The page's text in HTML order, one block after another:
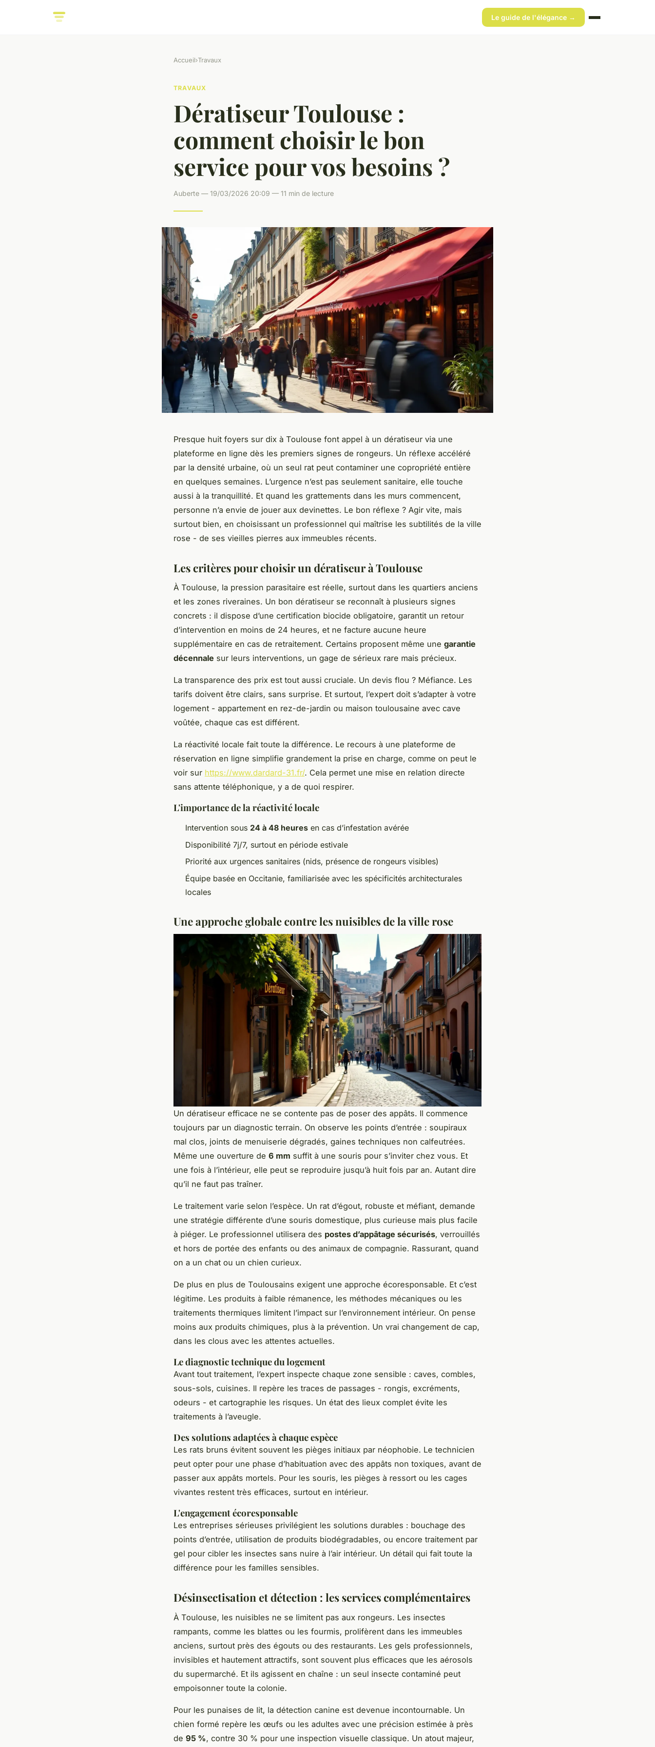
Le guide de l'élégance →
Accueil›Travaux
TRAVAUX
Dératiseur Toulouse :
comment choisir le bon
service pour vos besoins ?
Auberte — 19/03/2026 20:09 — 11 min de lecture
Presque huit foyers sur dix à Toulouse font appel à un dératiseur via une
plateforme en ligne dès les premiers signes de rongeurs. Un réflexe accéléré
par la densité urbaine, où un seul rat peut contaminer une copropriété entière
en quelques semaines. L’urgence n’est pas seulement sanitaire, elle touche
aussi à la tranquillité. Et quand les grattements dans les murs commencent,
personne n’a envie de jouer aux devinettes. Le bon réflexe ? Agir vite, mais
surtout bien, en choisissant un professionnel qui maîtrise les subtilités de la ville
rose - de ses vieilles pierres aux immeubles récents.
Les critères pour choisir un dératiseur à Toulouse
À Toulouse, la pression parasitaire est réelle, surtout dans les quartiers anciens
et les zones riveraines. Un bon dératiseur se reconnaît à plusieurs signes
concrets : il dispose d’une certification biocide obligatoire, garantit un retour
d’intervention en moins de 24 heures, et ne facture aucune heure
supplémentaire en cas de retraitement. Certains proposent même une garantie
décennale sur leurs interventions, un gage de sérieux rare mais précieux.
La transparence des prix est tout aussi cruciale. Un devis flou ? Méfiance. Les
tarifs doivent être clairs, sans surprise. Et surtout, l’expert doit s’adapter à votre
logement - appartement en rez-de-jardin ou maison toulousaine avec cave
voûtée, chaque cas est différent.
La réactivité locale fait toute la différence. Le recours à une plateforme de
réservation en ligne simplifie grandement la prise en charge, comme on peut le
voir sur https://www.dardard-31.fr/. Cela permet une mise en relation directe
sans attente téléphonique, y a de quoi respirer.
L'importance de la réactivité locale
Intervention sous 24 à 48 heures en cas d’infestation avérée
Disponibilité 7j/7, surtout en période estivale
Priorité aux urgences sanitaires (nids, présence de rongeurs visibles)
Équipe basée en Occitanie, familiarisée avec les spécificités architecturales
locales
Une approche globale contre les nuisibles de la ville rose
Un dératiseur efficace ne se contente pas de poser des appâts. Il commence
toujours par un diagnostic terrain. On observe les points d’entrée : soupiraux
mal clos, joints de menuiserie dégradés, gaines techniques non calfeutrées.
Même une ouverture de 6 mm suffit à une souris pour s’inviter chez vous. Et
une fois à l’intérieur, elle peut se reproduire jusqu’à huit fois par an. Autant dire
qu’il ne faut pas traîner.
Le traitement varie selon l’espèce. Un rat d’égout, robuste et méfiant, demande
une stratégie différente d’une souris domestique, plus curieuse mais plus facile
à piéger. Le professionnel utilisera des postes d’appâtage sécurisés, verrouillés
et hors de portée des enfants ou des animaux de compagnie. Rassurant, quand
on a un chat ou un chien curieux.
De plus en plus de Toulousains exigent une approche écoresponsable. Et c’est
légitime. Les produits à faible rémanence, les méthodes mécaniques ou les
traitements thermiques limitent l’impact sur l’environnement intérieur. On pense
moins aux produits chimiques, plus à la prévention. Un vrai changement de cap,
dans les clous avec les attentes actuelles.
Le diagnostic technique du logement
Avant tout traitement, l’expert inspecte chaque zone sensible : caves, combles,
sous-sols, cuisines. Il repère les traces de passages - rongis, excréments,
odeurs - et cartographie les risques. Un état des lieux complet évite les
traitements à l’aveugle.
Des solutions adaptées à chaque espèce
Les rats bruns évitent souvent les pièges initiaux par néophobie. Le technicien
peut opter pour une phase d’habituation avec des appâts non toxiques, avant de
passer aux appâts mortels. Pour les souris, les pièges à ressort ou les cages
vivantes restent très efficaces, surtout en intérieur.
L'engagement écoresponsable
Les entreprises sérieuses privilégient les solutions durables : bouchage des
points d’entrée, utilisation de produits biodégradables, ou encore traitement par
gel pour cibler les insectes sans nuire à l’air intérieur. Un détail qui fait toute la
différence pour les familles sensibles.
Désinsectisation et détection : les services complémentaires
À Toulouse, les nuisibles ne se limitent pas aux rongeurs. Les insectes
rampants, comme les blattes ou les fourmis, prolifèrent dans les immeubles
anciens, surtout près des égouts ou des restaurants. Les gels professionnels,
invisibles et hautement attractifs, sont souvent plus efficaces que les aérosols
du supermarché. Et ils agissent en chaîne : un seul insecte contaminé peut
empoisonner toute la colonie.
Pour les punaises de lit, la détection canine est devenue incontournable. Un
chien formé repère les œufs ou les adultes avec une précision estimée à près
de 95 %, contre 30 % pour une inspection visuelle classique. Un atout majeur,